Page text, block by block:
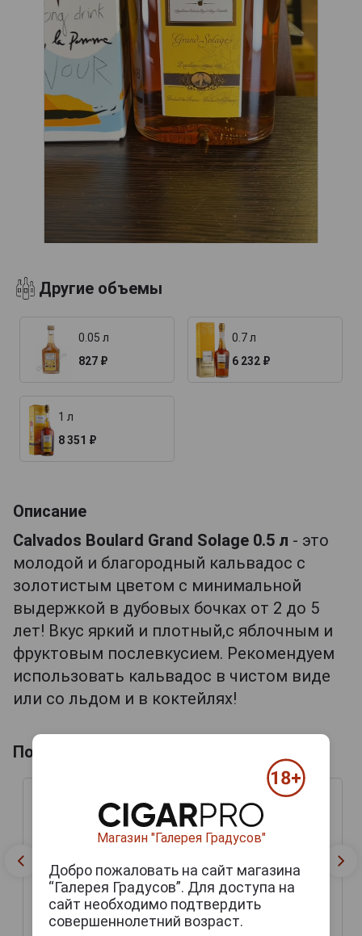
Другие объемы
0.05 л
827 ₽
0.7 л
6 232 ₽
1 л
8 351 ₽
Описание
Calvados Boulard Grand Solage 0.5 л - это
молодой и благородный кальвадос с
золотистым цветом с минимальной
выдержкой в дубовых бочках от 2 до 5
лет! Вкус яркий и плотный,с яблочным и
фруктовым послевкусием. Рекомендуем
использовать кальвадос в чистом виде
или со льдом и в коктейлях!
Похожие товары по выдержке лет
Магазин "Галерея Градусов"
Добро пожаловать на сайт магазина
“Галерея Градусов”. Для доступа на
сайт необходимо подтвердить
совершеннолетний возраст.